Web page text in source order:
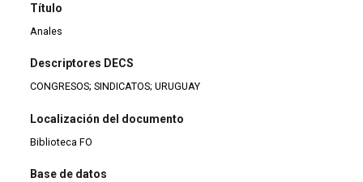
Título
Anales
Descriptores DECS
CONGRESOS; SINDICATOS; URUGUAY
Localización del documento
Biblioteca FO
Base de datos